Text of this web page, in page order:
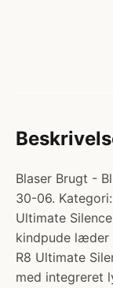
Blaser Brugt -
30-06.
Ultimate
kindpude læder
R8 Ultimate
med integreret